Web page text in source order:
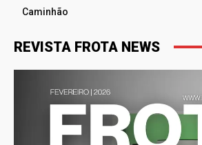
Caminhão
REVISTA FROTA NEWS